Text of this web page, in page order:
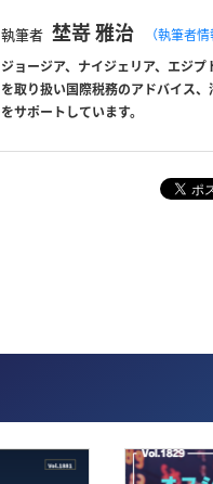
執筆者 埜嵜 雅治
（執筆者
ジョージア、ナイジェリア、エジ
を取り扱い国際税務のアドバイス
をサポートしています。